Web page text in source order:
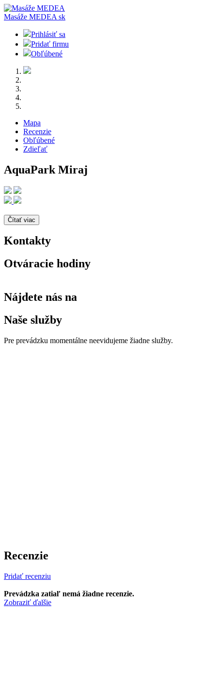
Masáže MEDEA sk
Prihlásiť sa
Pridať firmu
Obľúbené
Mapa
Recenzie
Obľúbené
Zdieľať
AquaPark Miraj
Čítať viac
Kontakty
Otváracie hodiny
Nájdete nás na
Naše služby
Pre prevádzku momentálne neevidujeme žiadne služby.
Recenzie
Pridať recenziu
Prevádzka zatiaľ nemá žiadne recenzie.
Zobraziť ďalšie